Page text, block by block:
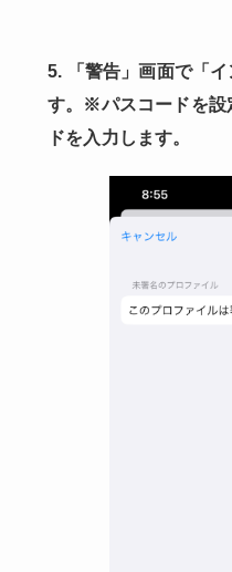
5. 「警告」画面で「
す。※パスコードを設
ドを入力します。